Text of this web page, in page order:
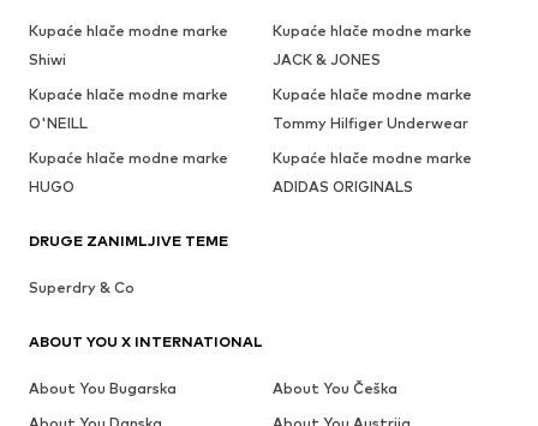
Kupaće hlače modne marke
Shiwi
Kupaće hlače modne marke
JACK & JONES
Kupaće hlače modne marke
O'NEILL
Kupaće hlače modne marke
Tommy Hilfiger Underwear
Kupaće hlače modne marke
HUGO
Kupaće hlače modne marke
ADIDAS ORIGINALS
DRUGE ZANIMLJIVE TEME
Superdry & Co
ABOUT YOU X INTERNATIONAL
About You Bugarska
About You Češka